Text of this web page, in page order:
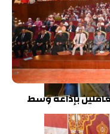
من العاملين بإذاعة وسط